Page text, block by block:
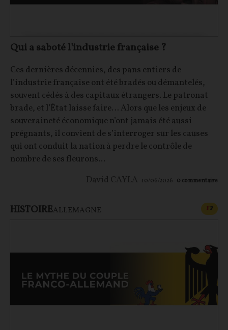
Qui a saboté l'industrie française ?
Ces dernières décennies, des pans entiers de
l’industrie française ont été bradés ou démantelés,
souvent cédés à des capitaux étrangers. Le patronat
brade, et l’État laisse faire… Alors que les enjeux de
souveraineté économique n’ont jamais été aussi
prégnants, il convient de s’interroger sur les causes
qui ont conduit la nation à perdre le contrôle de
nombre de ses fleurons...
David CAYLA 10/06/2026 0 commentaire
HISTOIREALLEMAGNE FP